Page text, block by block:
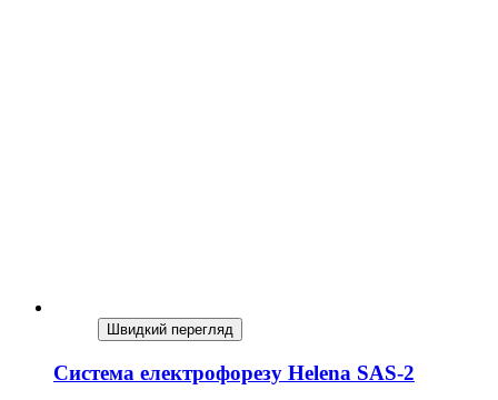
Швидкий перегляд
Система електрофорезу Helena SAS-2